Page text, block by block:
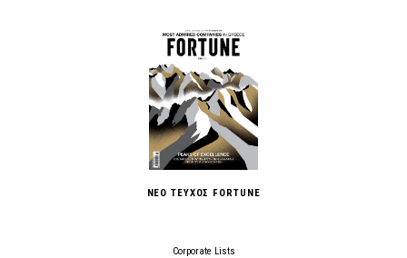
ΝΕΟ ΤΕΥΧΟΣ FORTUNE
Corporate Lists